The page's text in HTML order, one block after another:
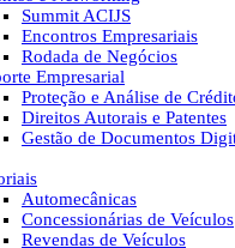
Summit ACIJS
Encontros Empresariais
Rodada de Negócios
Empresarial
Proteção e Análise de
Direitos Autorais e Patentes
Gestão de Documentos
Automecânicas
Concessionárias de Veículos
Revendas de Veículos